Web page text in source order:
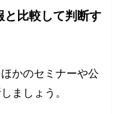
と比較して判断す
かのセミナーや公
ましょう。